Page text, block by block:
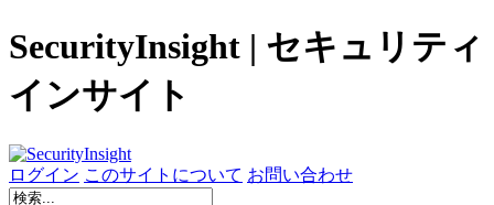
SecurityInsight | セキュリティ
インサイト
ログイン このサイトについて お問い合わせ